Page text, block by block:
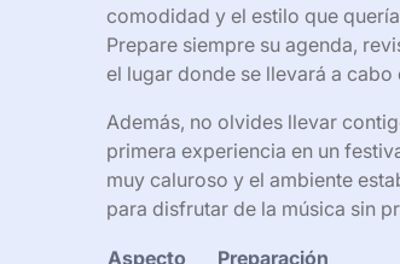
comodidad y el estilo que
Prepare siempre su agenda,
el lugar donde se llevará a cabo
Además, no olvides llevar
primera experiencia en un
muy caluroso y el ambiente
para disfrutar de la música sin
Aspecto Preparación